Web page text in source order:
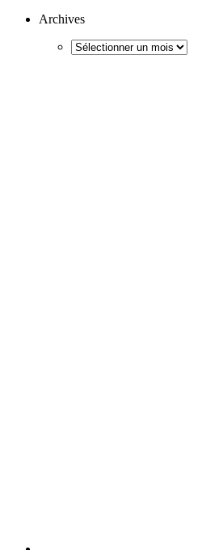
Archives